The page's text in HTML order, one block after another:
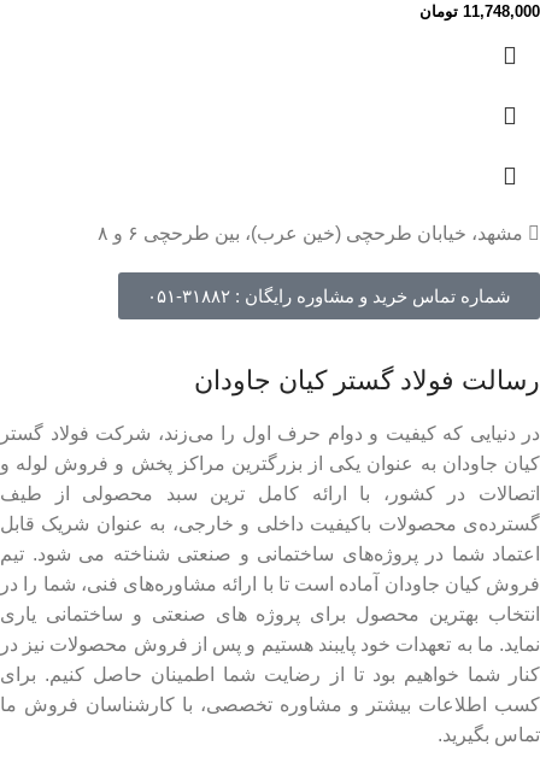
11,748,000 تومان
مشهد، خیابان طرحچی (خین عرب)، بین طرحچی ۶ و ۸
شماره تماس خرید و مشاوره رایگان : ۳۱۸۸۲-۰۵۱
رسالت فولاد گستر کیان جاودان
در دنیایی که کیفیت و دوام حرف اول را می‌زند، شرکت فولاد گستر
کیان جاودان به عنوان یکی از بزرگترین مراکز پخش و فروش لوله و
اتصالات در کشور، با ارائه کامل ترین سبد محصولی از طیف
گسترده‌‌ی محصولات باکیفیت داخلی و خارجی، به عنوان شریک قابل
اعتماد شما در پروژه‌های ساختمانی و صنعتی شناخته می شود. تیم
فروش کیان جاودان آماده است تا با ارائه مشاوره‌های فنی، شما را در
انتخاب بهترین محصول برای پروژه های صنعتی و ساختمانی یاری
نماید. ما به تعهدات خود پایبند هستیم و پس از فروش محصولات نیز در
کنار شما خواهیم بود تا از رضایت شما اطمینان حاصل کنیم. برای
کسب اطلاعات بیشتر و مشاوره تخصصی، با کارشناسان فروش ما
تماس بگیرید.